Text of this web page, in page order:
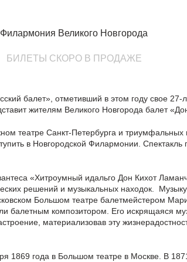
Филармония Великого Новгорода
БИЛЕТЫ СКОРО В ПРОДАЖЕ
балет», отметивший в этом году свое
жителям Великого Новгорода балет
театре Санкт-Петербурга и триумфальных
в Новгородской Филармонии.
«Хитроумный идальго Дон Кихот
решений и музыкальных находок.
Большом театре балетмейстером
балетным композитором. Его искрящаяся
материализовав эту
1869 года в Большом театре в Москве. В